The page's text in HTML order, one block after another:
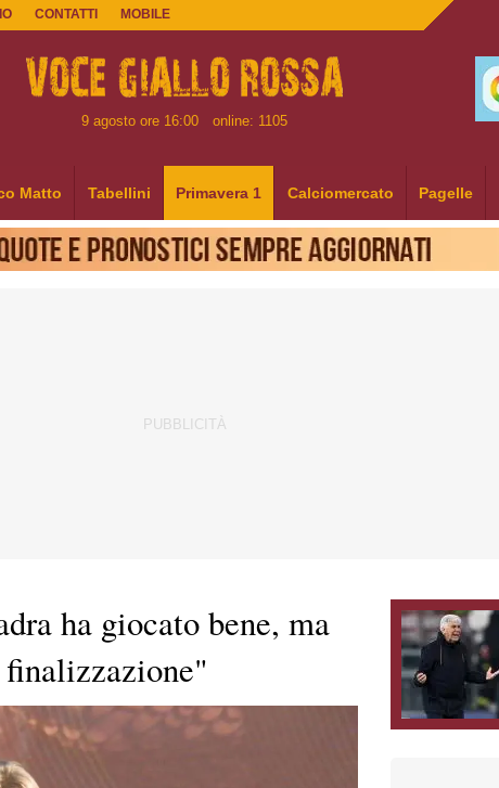
CONTATTI MOBILE
9 agosto ore 16:00 online: 1105
Matto Tabellini Primavera 1 Calciomercato Pagelle
ha giocato bene, ma